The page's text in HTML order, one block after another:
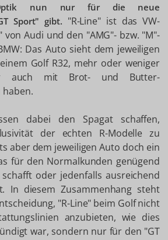
nun nur für die neue
Sport" gibt. "R-Line" ist das VW-
von Audi und den "AMG"- bzw. "M"-
Das Auto sieht dem jeweiligen
Golf R32, mehr oder weniger
auch mit Brot- und Butter-
dabei den Spagat schaffen,
der echten R-Modelle zu
aber dem jeweiligen Auto doch ein
für den Normalkunden genügend
oder jedenfalls ausreichend
In diesem Zusammenhang steht
"R-Line" beim Golf nicht
anzubieten, wie dies
war, sondern nur für den "GT